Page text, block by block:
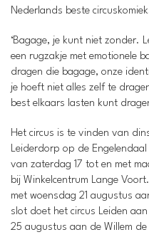
Nederlands beste
‘Bagage, je kunt niet zonder.
een rugzakje met emotionele
dragen die bagage, onze
je hoeft niet alles zelf te
best elkaars lasten kunt
Het circus is te vinden van
Leiderdorp op de
van zaterdag 17 tot en met
bij Winkelcentrum Lange
met woensdag 21 augustus
slot doet het circus Leiden
25 augustus aan de Willem